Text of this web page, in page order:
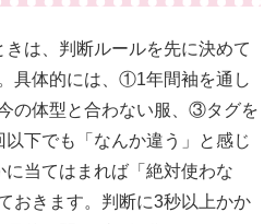
は、判断ルールを先に決めて
具体的には、①1年間袖を通し
の体型と合わない服、③タグを
下でも「なんか違う」と感じ
当てはまれば「絶対使わな
おきます。判断に3秒以上かか